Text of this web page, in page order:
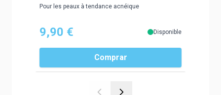
Pour les peaux à tendance acnéique
9,90 € Disponible
Comprar